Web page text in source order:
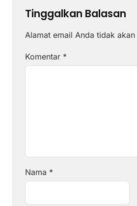
Tinggalkan Balasan
Alamat email Anda tidak
Komentar *
Nama *